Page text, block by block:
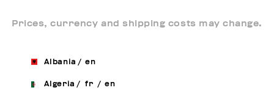
Prices, currency and shipping costs may change.
Albania / en
Algeria / fr / en